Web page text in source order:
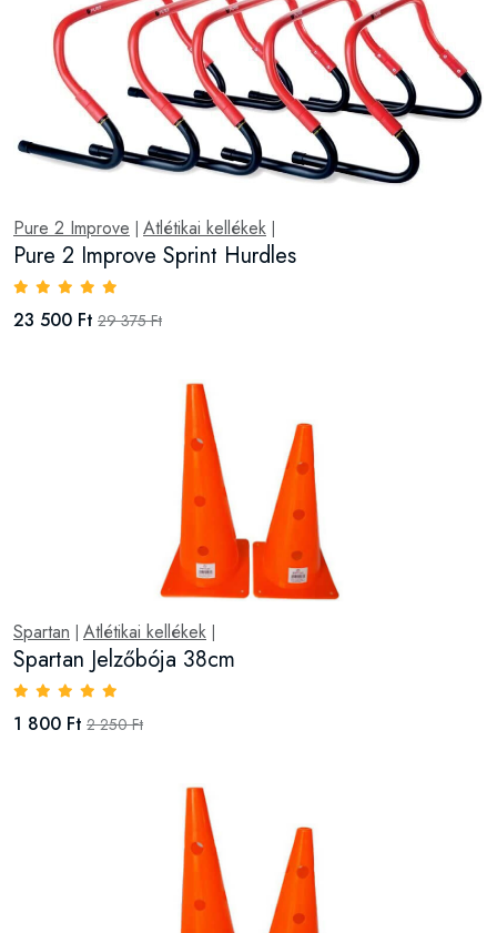
Pure 2 Improve Atlétikai kellékek
Pure 2 Improve Sprint Hurdles
23 500 Ft 29 375 Ft
Spartan Atlétikai kellékek
Spartan Jelzőbója 38cm
1 800 Ft 2 250 Ft